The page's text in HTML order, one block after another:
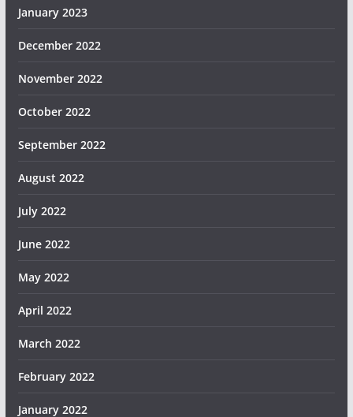
January 2023
December 2022
November 2022
October 2022
September 2022
August 2022
July 2022
June 2022
May 2022
April 2022
March 2022
February 2022
January 2022